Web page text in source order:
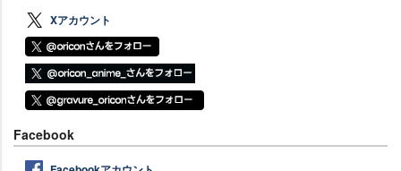
Xアカウント
Facebook